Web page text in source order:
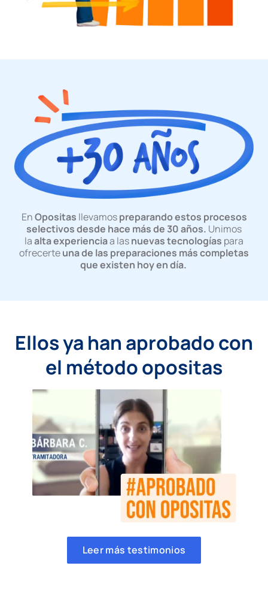
EnOpositas llevamospreparando estos procesos
selectivos desde hace más de 30 años. Unimos
laalta experienciaa lasnuevas tecnologías para
ofrecerteuna de las preparaciones más completas
que existen hoy en día.
Ellos ya han aprobado con
el método opositas
Leer más testimonios